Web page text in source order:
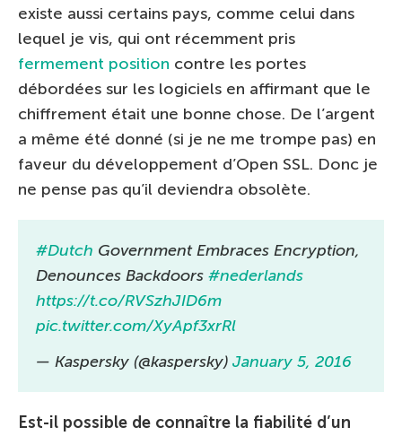
existe aussi certains pays, comme celui dans
lequel je vis, qui ont récemment pris
fermement position contre les portes
débordées sur les logiciels en affirmant que le
chiffrement était une bonne chose. De l’argent
a même été donné (si je ne me trompe pas) en
faveur du développement d’Open SSL. Donc je
ne pense pas qu’il deviendra obsolète.
#Dutch Government Embraces Encryption,
Denounces Backdoors #nederlands
https://t.co/RVSzhJID6m
pic.twitter.com/XyApf3xrRl
— Kaspersky (@kaspersky) January 5, 2016
Est-il possible de connaître la fiabilité d’un